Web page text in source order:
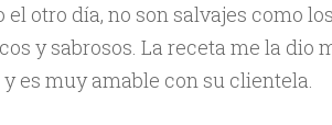
otro día, no son salvajes como
y sabrosos. La receta me la dio
es muy amable con su clientela.